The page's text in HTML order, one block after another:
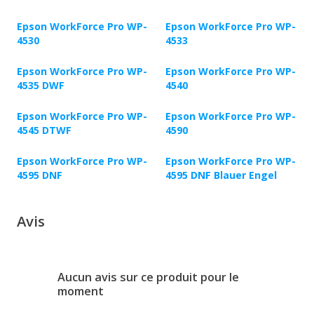
Epson WorkForce Pro WP-
4530
Epson WorkForce Pro WP-
4533
Epson WorkForce Pro WP-
4535 DWF
Epson WorkForce Pro WP-
4540
Epson WorkForce Pro WP-
4545 DTWF
Epson WorkForce Pro WP-
4590
Epson WorkForce Pro WP-
4595 DNF
Epson WorkForce Pro WP-
4595 DNF Blauer Engel
Avis
Aucun avis sur ce produit pour le
moment